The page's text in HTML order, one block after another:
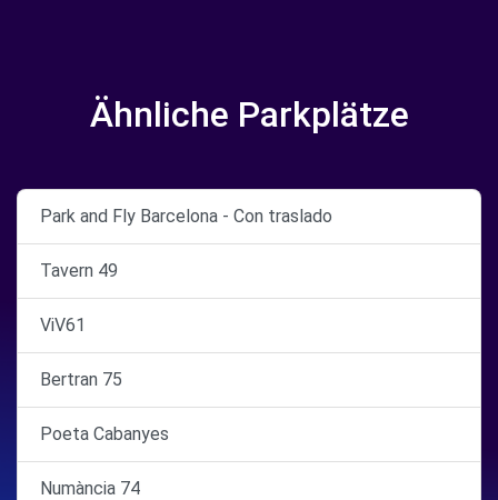
Ähnliche Parkplätze
Park and Fly Barcelona - Con traslado
Tavern 49
ViV61
Bertran 75
Poeta Cabanyes
Numància 74